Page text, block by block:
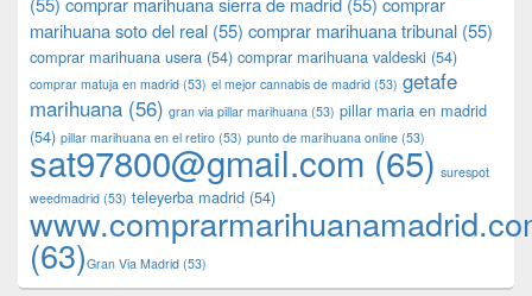
marihuana soto del real (55) comprar marihuana tribunal (55)
comprar marihuana usera (54) comprar marihuana valdeski (54)
comprar matuja en madrid (53) el mejor cannabis de madrid (53) getafe
marihuana (56) gran via pillar marihuana (53) pillar maria en madrid
(54) pillar marihuana en el retiro (53) punto de marihuana online (53)
sat97800@gmail.com (65) surespot
weedmadrid (53) teleyerba madrid (54)
(63)​​Gran Via Madrid (53)